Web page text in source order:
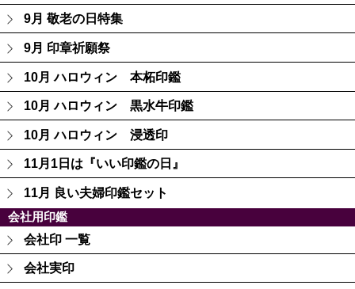
9月 敬老の日特集
9月 印章祈願祭
10月 ハロウィン 本柘印鑑
10月 ハロウィン 黒水牛印鑑
10月 ハロウィン 浸透印
11月1日は『いい印鑑の日』
11月 良い夫婦印鑑セット
会社用印鑑
会社印 一覧
会社実印